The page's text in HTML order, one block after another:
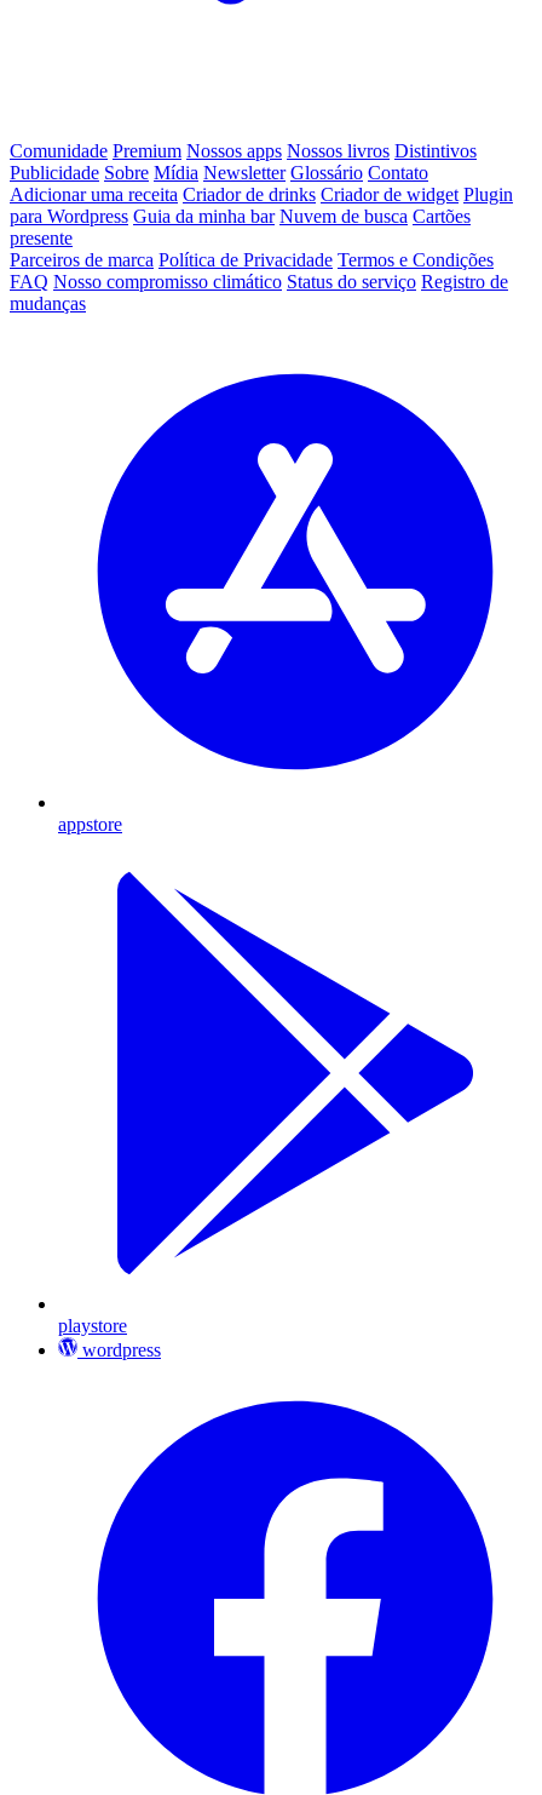
Comunidade Premium Nossos apps Nossos livros Distintivos
Publicidade Sobre Mídia Newsletter Glossário Contato
Adicionar uma receita Criador de drinks Criador de widget Plugin
para Wordpress Guia da minha bar Nuvem de busca Cartões
presente
Parceiros de marca Política de Privacidade Termos e Condições
FAQ Nosso compromisso climático Status do serviço Registro de
mudanças
appstore
playstore
wordpress